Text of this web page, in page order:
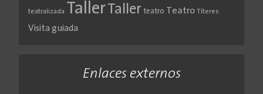
teatralizada Taller Taller teatro Teatro Títeres
Visita guiada
Enlaces externos